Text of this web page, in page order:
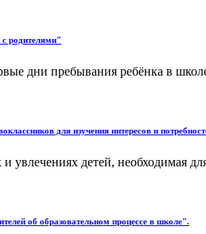
с родителями"
дни пребывания ребёнка в
для изучения интересов и
увлечениях детей, необходимая
об образовательном процессе в школе".